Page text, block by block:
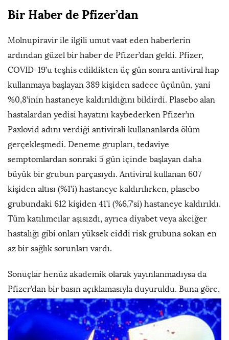
Bir Haber de Pfizer’dan
Molnupiravir ile ilgili umut vaat eden haberlerin
ardından güzel bir haber de Pfizer’dan geldi. Pfizer,
COVID-19’u teşhis edildikten üç gün sonra antiviral hap
kullanmaya başlayan 389 kişiden sadece üçünün, yani
%0,8’inin hastaneye kaldırıldığını bildirdi. Plasebo alan
hastalardan yedisi hayatını kaybederken Pfizer’ın
Paxlovid adını verdiği antivirali kullananlarda ölüm
gerçekleşmedi. Deneme grupları, tedaviye
semptomlardan sonraki 5 gün içinde başlayan daha
büyük bir grubun parçasıydı. Antiviral kullanan 607
kişiden altısı (%1’i) hastaneye kaldırılırken, plasebo
grubundaki 612 kişiden 41’i (%6,7’si) hastaneye kaldırıldı.
Tüm katılımcılar aşısızdı, ayrıca diyabet veya akciğer
hastalığı gibi onları yüksek ciddi risk grubuna sokan en
az bir sağlık sorunları vardı.
Sonuçlar henüz akademik olarak yayınlanmadıysa da
Pfizer’dan bir basın açıklamasıyla duyuruldu. Buna göre,